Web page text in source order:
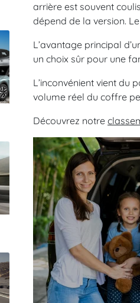
arrière est souvent
dépend de la version.
L’avantage principal
un choix sûr pour une
L’inconvénient vient du
volume réel du coffre
Découvrez notre